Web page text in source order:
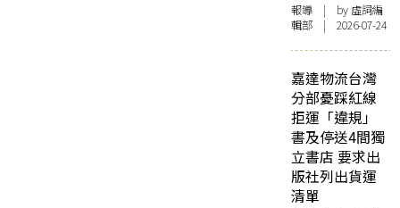
報導 | by 虛詞編
輯部 | 2026-07-24
嘉達物流台灣
分部憂踩紅線
拒運「違規」
書及停送4間獨
立書店 要求出
版社列出貨運
清單